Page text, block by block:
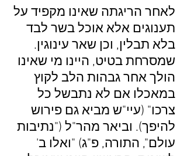
לאחר הריגתה שאינו מקפיד על
תענוגים אלא אוכל בשר לבד
בלא תבלין, וכן שאר עינוגין.
שמסרחת בטיט, היינו מי שאינו
הולך אחר גבהות הלב לקוץ
במאכלו אם לא נתבשל כל
צרכו" (עיי"ש מביא גם פירוש
להיפך). וביאר מהר"ל ("נתיבות
עולם", התורה, פ"ג) "ואלו ב'